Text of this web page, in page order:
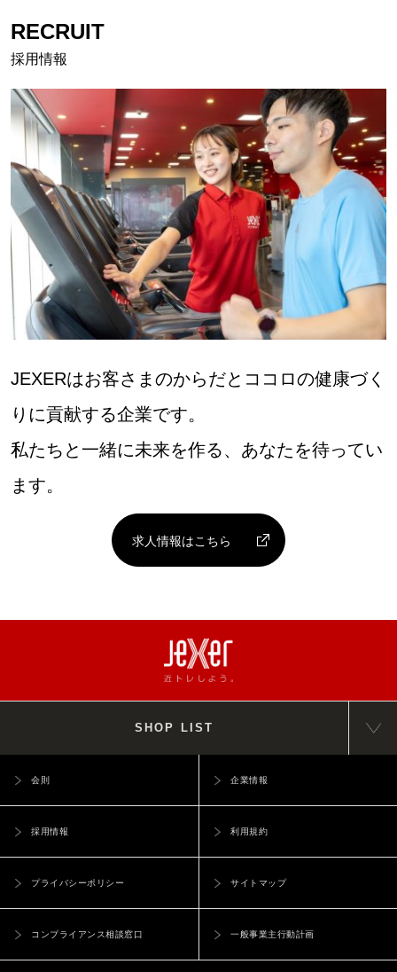
RECRUIT
採用情報
JEXERはお客さまのからだとココロの健康づく
りに貢献する企業です。
私たちと一緒に未来を作る、あなたを待ってい
ます。
求人情報はこちら
SHOP LIST
会則 企業情報
採用情報 利用規約
プライバシーポリシー サイトマップ
コンプライアンス相談窓口 一般事業主行動計画